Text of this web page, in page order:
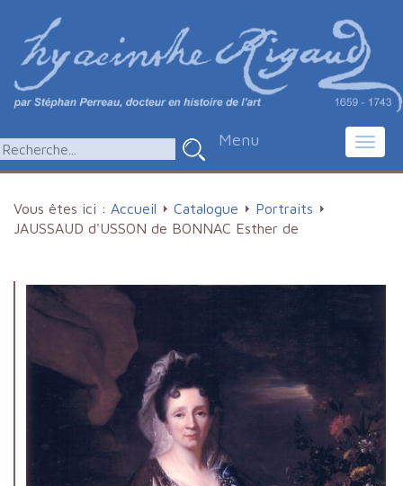
Menu
Vous êtes ici : Accueil Catalogue
Portraits
JAUSSAUD d'USSON de BONNAC Esther de